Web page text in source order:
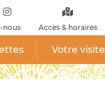
nous Accès & horaires
Votre visite